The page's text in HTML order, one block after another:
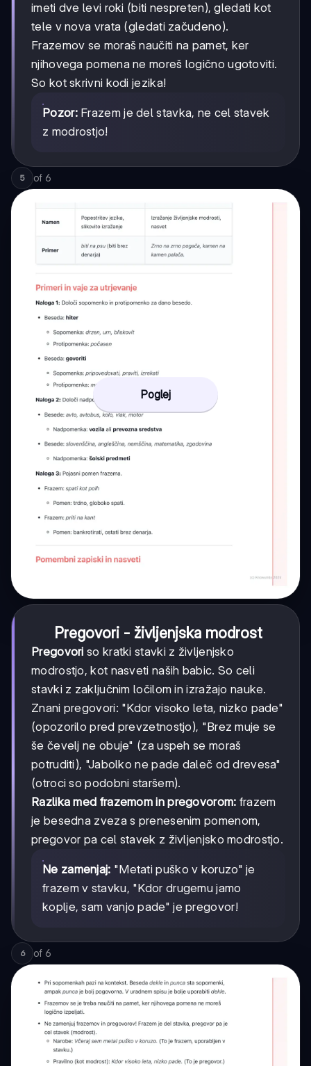
imeti dve levi roki (biti nespreten), gledati kot
tele v nova vrata (gledati začudeno).
Frazemov se moraš naučiti na pamet, ker
njihovega pomena ne moreš logično ugotoviti.
So kot skrivni kodi jezika!
Pozor:Frazem je del stavka, ne cel stavek
z modrostjo!
5 of 6
Poglej
Pregovori - življenjska modrost
Pregovori so kratki stavki z življenjsko
modrostjo, kot nasveti naših babic. So celi
stavki z zaključnim ločilom in izražajo nauke.
Znani pregovori: "Kdor visoko leta, nizko pade"
(opozorilo pred prevzetnostjo), "Brez muje se
še čevelj ne obuje" (za uspeh se moraš
potruditi), "Jabolko ne pade daleč od drevesa"
(otroci so podobni staršem).
Razlika med frazemom in pregovorom: frazem
je besedna zveza s prenesenim pomenom,
pregovor pa cel stavek z življenjsko modrostjo.
Ne zamenjaj: "Metati puško v koruzo" je
frazem v stavku, "Kdor drugemu jamo
koplje, sam vanjo pade" je pregovor!
6 of 6